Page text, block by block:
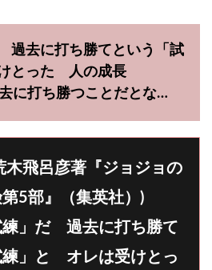
過去に打ち勝てという「試
とった 人の成長
に打ち勝つことだとな…
木飛呂彦著『ジョジョの
5部』（集英社）)
練」だ 過去に打ち勝て
練」と オレは受けとっ